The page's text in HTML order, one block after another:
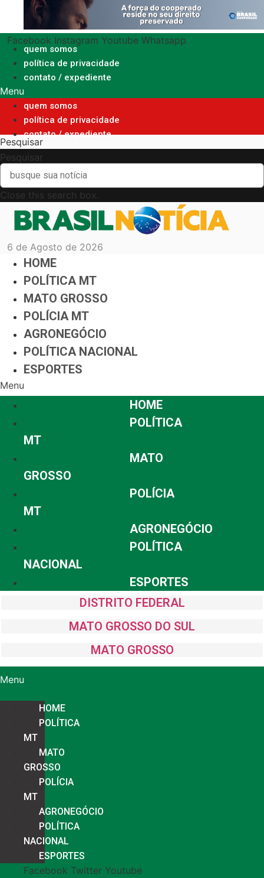
o
conteúdo
Facebook Instagram Youtube Whatsapp
quem somos
política de privacidade
contato / expediente
Menu
quem somos
política de privacidade
contato / expediente
Pesquisar
Pesquisar
Close this search box.
6 de Agosto de 2026
HOME
POLÍTICA MT
MATO GROSSO
POLÍCIA MT
AGRONEGÓCIO
POLÍTICA NACIONAL
ESPORTES
Menu
HOME
POLÍTICA
MT
MATO
GROSSO
POLÍCIA
MT
AGRONEGÓCIO
POLÍTICA
NACIONAL
ESPORTES
DISTRITO FEDERAL
MATO GROSSO DO SUL
MATO GROSSO
Menu
HOME
POLÍTICA
MT
MATO
GROSSO
POLÍCIA
MT
AGRONEGÓCIO
POLÍTICA
NACIONAL
ESPORTES
Facebook Twitter Youtube